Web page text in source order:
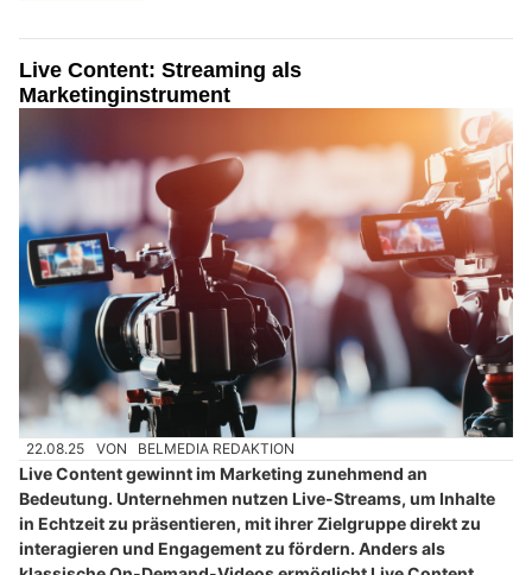
Live Content: Streaming als
Marketinginstrument
22.08.25 VON BELMEDIA REDAKTION
Live Content gewinnt im Marketing zunehmend an
Bedeutung. Unternehmen nutzen Live-Streams, um Inhalte
in Echtzeit zu präsentieren, mit ihrer Zielgruppe direkt zu
interagieren und Engagement zu fördern. Anders als